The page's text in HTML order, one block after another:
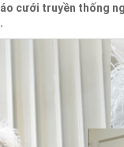
cưới truyền thống